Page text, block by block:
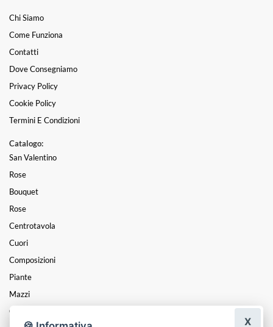
Chi Siamo
Come Funziona
Contatti
Dove Consegniamo
Privacy Policy
Cookie Policy
Termini E Condizioni
Catalogo:
San Valentino
Rose
Bouquet
Rose
Centrotavola
Cuori
Composizioni
Piante
Mazzi
Coroncine
X